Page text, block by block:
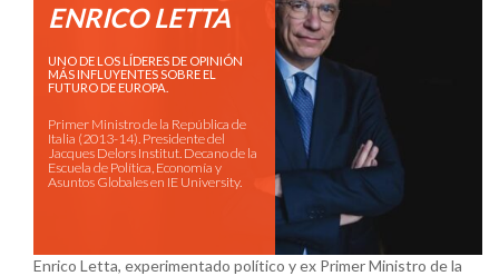
ENRICO LETTA
UNO DE LOS LÍDERES DE OPINIÓN
MÁS INFLUYENTES SOBRE EL
FUTURO DE EUROPA.
Primer Ministro de la República de
Italia (2013-14). Presidente del
Jacques Delors Institut. Decano de la
Escuela de Política, Economía y
Asuntos Globales en IE University.
Enrico Letta, experimentado político y ex Primer Ministro de la